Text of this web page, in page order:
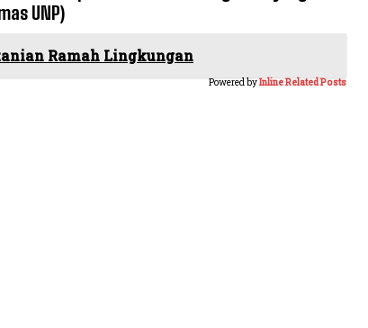
UNP)
Ramah Lingkungan
Powered byInline Related Posts